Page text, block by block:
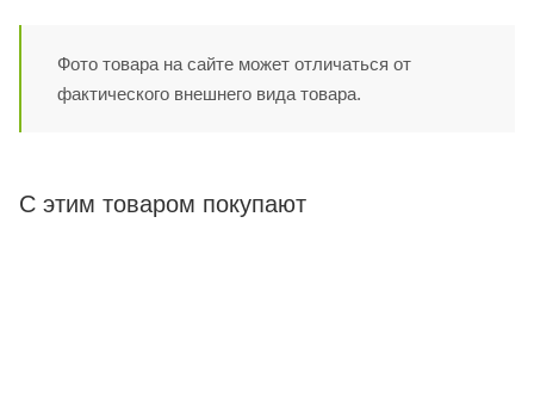
Фото товара на сайте может отличаться от
фактического внешнего вида товара.
С этим товаром покупают